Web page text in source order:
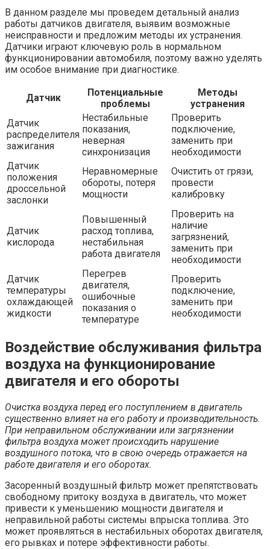
В данном разделе мы проведем детальный анализ
работы датчиков двигателя, выявим возможные
неисправности и предложим методы их устранения.
Датчики играют ключевую роль в нормальном
функционировании автомобиля, поэтому важно уделять
им особое внимание при диагностике.
Датчик
Потенциальные
проблемы
Методы
устранения
Датчик
распределителя
зажигания
Нестабильные
показания,
неверная
синхронизация
Проверить
подключение,
заменить при
необходимости
Датчик
положения
дроссельной
заслонки
Неравномерные
обороты, потеря
мощности
Очистить от грязи,
провести
калибровку
Датчик
кислорода
Повышенный
расход топлива,
нестабильная
работа двигателя
Проверить на
наличие
загрязнений,
заменить при
необходимости
Датчик
температуры
охлаждающей
жидкости
Перегрев
двигателя,
ошибочные
показания о
температуре
Проверить
подключение,
заменить при
необходимости
Воздействие обслуживания фильтра
воздуха на функционирование
двигателя и его обороты
Очистка воздуха перед его поступлением в двигатель
существенно влияет на его работу и производительность.
При неправильном обслуживании или загрязнении
фильтра воздуха может происходить нарушение
воздушного потока, что в свою очередь отражается на
работе двигателя и его оборотах.
Засоренный воздушный фильтр может препятствовать
свободному притоку воздуха в двигатель, что может
привести к уменьшению мощности двигателя и
неправильной работы системы впрыска топлива. Это
может проявляться в нестабильных оборотах двигателя,
его рывках и потере эффективности работы.